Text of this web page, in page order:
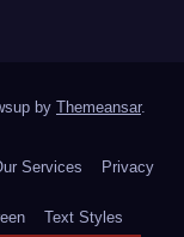
by Themeansar.
Services Privacy
Text Styles